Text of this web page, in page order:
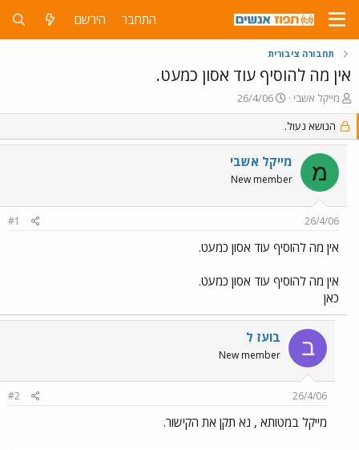
התחבר הירשם
תחבורה ציבורית
אין מה להוסיף עוד אסון כמעט.
פ
ו
ת
ח
נ
מייקל אשבי
פ
ו
ס
ם
ב
ת
26/4/06
הנושא נעול.
מ מייקל אשבי
New member
26/4/06
#1
אין מה להוסיף עוד אסון כמעט.
אין מה להוסיף עוד אסון כמעט.
כאן
ב בועז ל
New member
26/4/06
#2
מייקל במטותא , נא תקן את הקישור.